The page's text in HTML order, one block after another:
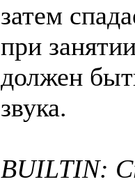
затем
при
должен
звука.
BUILTIN: